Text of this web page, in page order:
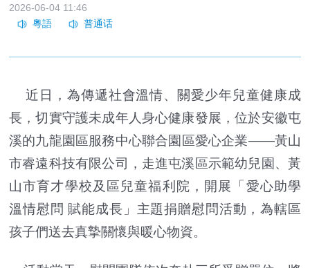
2026-06-04 11:46
近日，為傳遞社會溫情、關愛少年兒童健康成
長，切實守護未成年人身心健康發展，位於安徽屯
溪的九龍園區服務中心聯合園區愛心企業——黃山
市睿遠科技有限公司，走進屯溪區示範幼兒園、黃
山市育才學校及區兒童福利院，開展「愛心助學
溫情慰問 賦能成長」主題捐贈慰問活動，為轄區
孩子們送去真摯關懷與暖心物資。